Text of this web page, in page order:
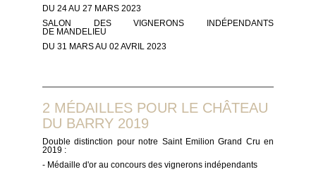
DU 24 AU 27 MARS 2023
SALON DES VIGNERONS INDÉPENDANTS
DE MANDELIEU
DU 31 MARS AU 02 AVRIL 2023
2 MÉDAILLES POUR LE CHÂTEAU
DU BARRY 2019
Double distinction pour notre Saint Emilion Grand Cru en
2019 :
- Médaille d'or au concours des vignerons indépendants